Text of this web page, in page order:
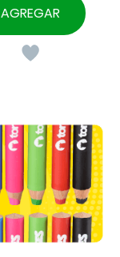
original
$31.990.
precio
actual
es:
AGREGAR